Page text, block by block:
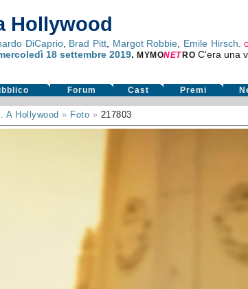
Hollywood
DiCaprio, Brad Pitt Margot Robbie Emile Hirsch .
18 settembre 2019.MYMONET RO C'era una
Forum Cast Premi
A Hollywood » Foto » 217803